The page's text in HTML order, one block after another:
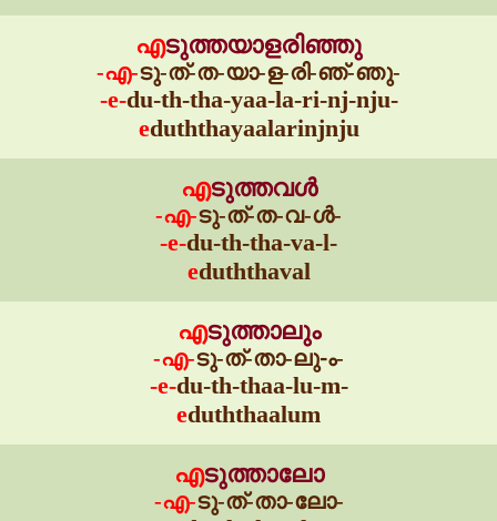
എടുത്തയാളരിഞ്ഞു
-എ-ടു-ത്-ത-യാ-ള-രി-ഞ്-ഞു-
-e-du-th-tha-yaa-la-ri-nj-nju-
eduththayaalarinjnju
എടുത്തവൾ
-എ-ടു-ത്-ത-വ-ൾ-
-e-du-th-tha-va-l-
eduththaval
എടുത്താലും
-എ-ടു-ത്-താ-ലു-ം-
-e-du-th-thaa-lu-m-
eduththaalum
എടുത്താലോ
-എ-ടു-ത്-താ-ലോ-